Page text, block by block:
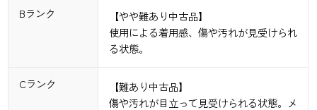
Bランク
【やや難あり中古品】
使用による着用感、傷や汚れが見受けられ
る状態。
Cランク
【難あり中古品】
傷や汚れが目立って見受けられる状態。メ